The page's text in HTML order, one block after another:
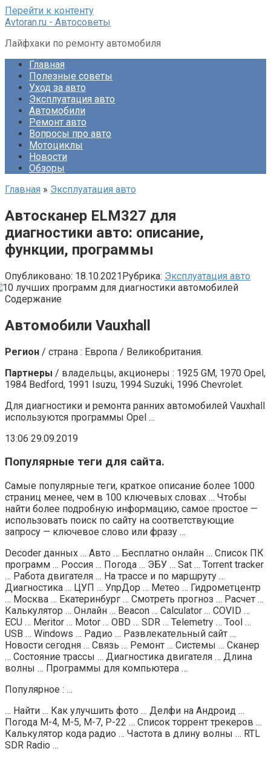
Перейти к контенту
Avtoran.ru - Автосоветы
Лайфхаки по ремонту автомобиля
Главная
Полезные советы
Уход за авто
Эксплуатация авто
Автомобили
Ремонт авто
Вопросы про авто
Мотоциклы
Новости
Обзоры
Главная » Эксплуатация авто
Автосканер ELM327 для
диагностики авто: описание,
функции, программы
Опубликовано: 18.10.2021Рубрика: Эксплуатация авто
Содержание
Автомобили Vauxhall
Регион / страна : Европа / Великобритания.
Партнеры / владельцы, акционеры : 1925 GM, 1970 Opel,
1984 Bedford, 1991 Isuzu, 1994 Suzuki, 1996 Chevrolet.
Для диагностики и ремонта ранних автомобилей Vauxhall
используются программы Opel …
13:06 29.09.2019
Популярные теги для сайта.
Самые популярные теги, краткое описание более 1000
страниц менее, чем в 100 ключевых словах … Чтобы
найти более подробную информацию, самое простое —
использовать поиск по сайту на соответствующие
запросу — ключевое слово или фразу …
Decoder данных … Авто … Бесплатно онлайн … Список ПК
программ … Россия … Погода … ЭБУ … Sat … Torrent tracker
… Работа двигателя … На трассе и по маршруту …
Диагностика … ЦУП … УпрДор … Метео … Гидрометцентр
… Москва … Екатеринбург … Смотреть прогноз … Расчет …
Калькулятор … Онлайн … Вeacon … Calculator … COVID …
ECU … Meritor … Motor … OBD … SDR … Telemetry … Tool …
USB … Windows … Радио … Развлекательный сайт …
Новости сегодня … Связь … Ремонт … Системы … Сканер
… Состояние трассы … Диагностика двигателя … Длина
волны … Программы для компьютера …
Популярное : …
… Найти … Как улучшить фото … Делфи на Андроид …
Погода М-4, М-5, М-7, Р-22 … Список торрент трекеров …
Калькулятор кода радио … Частота в длину волны … RTL
SDR Radio …